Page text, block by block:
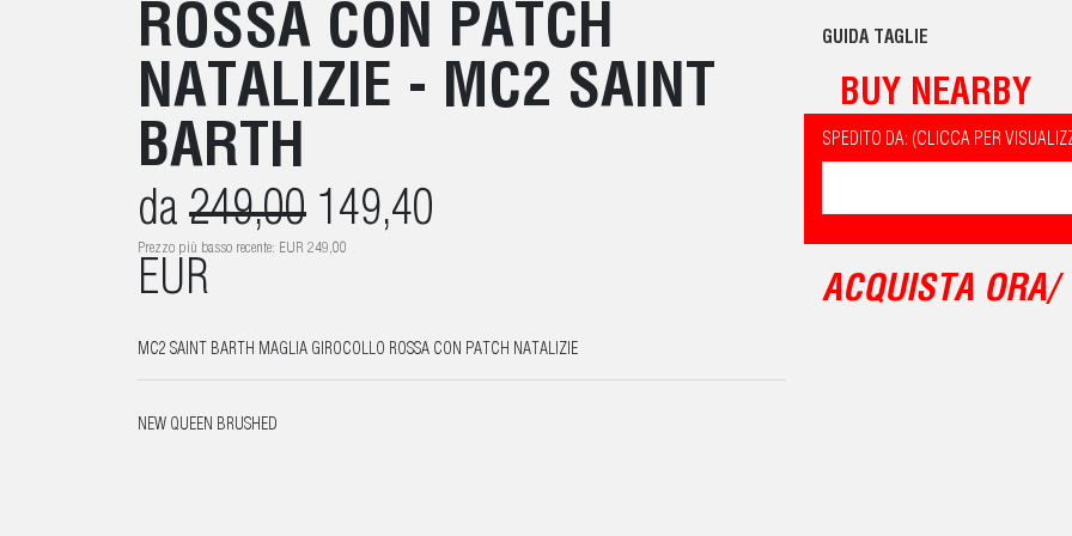
ROSSA CON PATCH
NATALIZIE - MC2 SAINT
BARTH
da 249,00 149,40
Prezzo più basso recente: EUR 249,00
EUR
MC2 SAINT BARTH MAGLIA GIROCOLLO ROSSA CON PATCH NATALIZIE
NEW QUEEN BRUSHED
GUIDA TAGLIE
BUY NEARBY
SPEDITO DA: (CLICCA PER
ACQUISTA ORA/